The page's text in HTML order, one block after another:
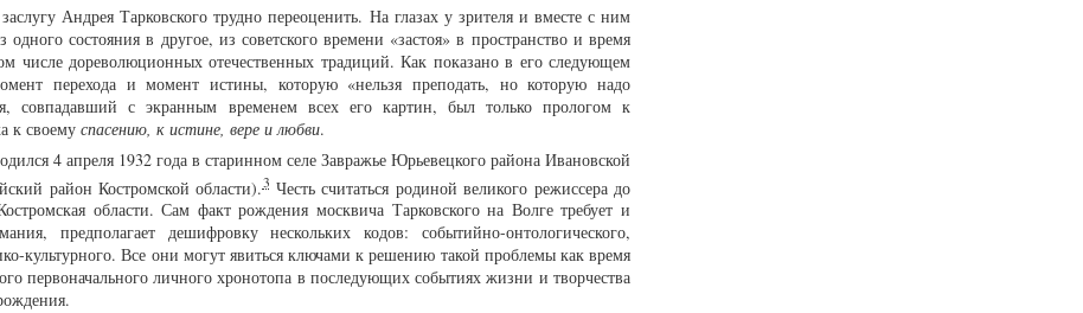
Андрея Тарковского трудно переоценить. На глазах у зрителя и вместе с ним
состояния в другое, из советского времени «застоя» в пространство и время
числе дореволюционных отечественных традиций. Как показано в его следующем
перехода и момент истины, которую «нельзя преподать, но которую надо
совпадавший с экранным временем всех его картин, был только прологом к
к своему спасению, к истине, вере и любви.
4 апреля 1932 года в старинном селе Завражье Юрьевецкого района Ивановской
район Костромской области).3 Честь считаться родиной великого режиссера до
области. Сам факт рождения москвича Тарковского на Волге требует и
предполагает дешифровку нескольких кодов: событийно-онтологического,
культурного. Все они могут явиться ключами к решению такой проблемы как время
первоначального личного хронотопа в последующих событиях жизни и творчества